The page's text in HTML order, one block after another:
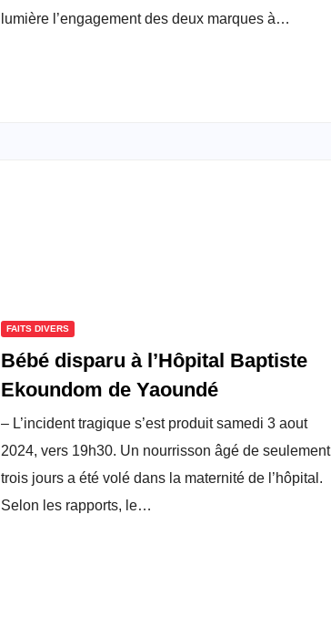
lumière l’engagement des deux marques à…
FAITS DIVERS
Bébé disparu à l’Hôpital Baptiste
Ekoundom de Yaoundé
– L’incident tragique s’est produit samedi 3 aout
2024, vers 19h30. Un nourrisson âgé de seulement
trois jours a été volé dans la maternité de l’hôpital.
Selon les rapports, le…